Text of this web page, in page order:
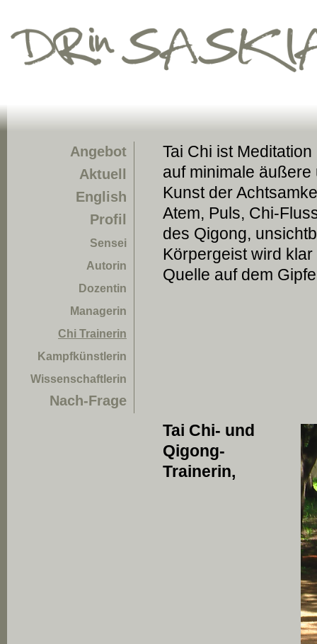
Angebot
Aktuell
English
Profil
Sensei
Autorin
Dozentin
Managerin
Chi Trainerin
Kampfkünstlerin
Wissenschaftlerin
Nach-Frage
Tai Chi ist
auf minimale
Kunst der
Atem, Puls, Chi-
des Qigong,
Körpergeist wird
Quelle auf dem
Tai Chi- und
Qigong-
Trainerin,